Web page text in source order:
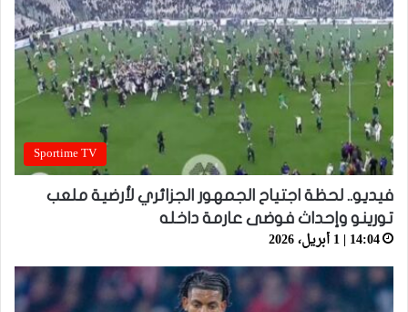
Sportime TV
فيديو.. لحظة اجتياح الجمهور الجزائري لأرضية ملعب
تورينو وإحداث فوضى عارمة داخله
14:04 | 1 أبريل، 2026